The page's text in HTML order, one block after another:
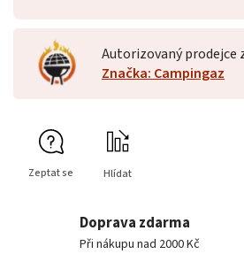
Autorizovaný prodejce
Značka: Campingaz
Zeptat se Hlídat
Doprava zdarma
Při nákupu nad 2000 Kč